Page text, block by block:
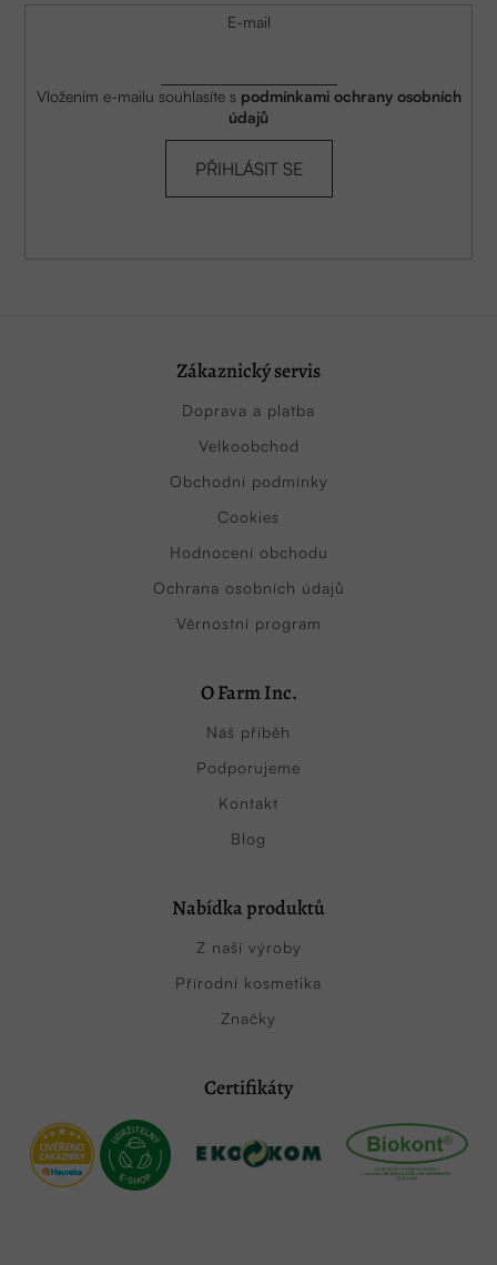
E-mail
Vložením e-mailu souhlasíte s podmínkami ochrany osobních
údajů
PŘIHLÁSIT SE
Zákaznický servis
Doprava a platba
Velkoobchod
Obchodní podmínky
Cookies
Hodnocení obchodu
Ochrana osobních údajů
Věrnostní program
O Farm Inc.
Náš příběh
Podporujeme
Kontakt
Blog
Nabídka produktů
Z naší výroby
Přírodní kosmetika
Značky
Certifikáty